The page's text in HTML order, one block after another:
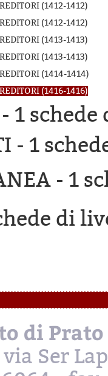
(1412-1412)
(1412-1412)
(1413-1413)
(1413-1413)
(1414-1414)
(1416-1416)
1
- 1
- 1
di
di Prato
Ser